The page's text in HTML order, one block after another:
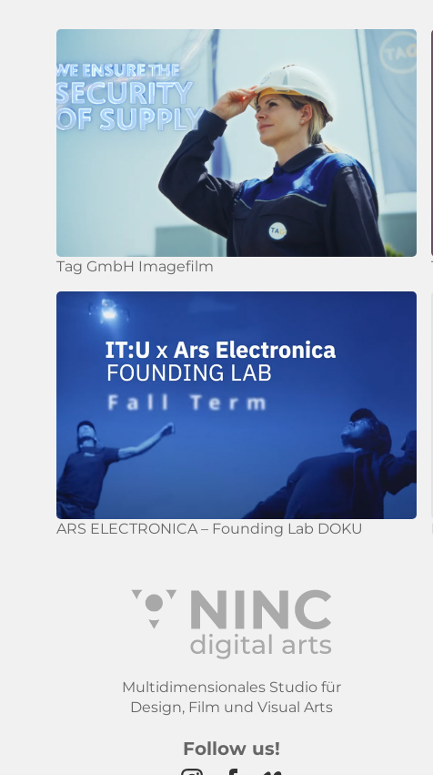
Tag GmbH Imagefilm
ARS ELECTRONICA – Founding Lab DOKU
Multidimensionales Studio für
Design, Film und Visual Arts
Follow us!